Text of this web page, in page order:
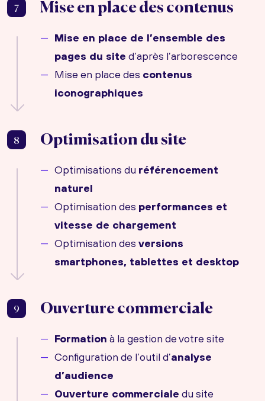
7 Mise en place des contenus
Mise en place de l’ensemble des
pages du site d’après l’arborescence
Mise en place des contenus
iconographiques
8 Optimisation du site
Optimisations du référencement
naturel
Optimisation des performances et
vitesse de chargement
Optimisation des versions
smartphones, tablettes et desktop
9 Ouverture commerciale
Formation à la gestion de votre site
Configuration de l’outil d’analyse
d’audience
Ouverture commerciale du site